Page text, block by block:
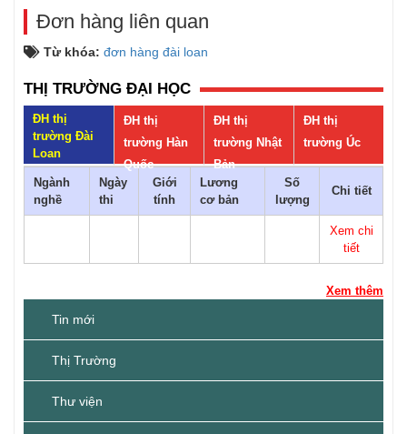
Đơn hàng liên quan
Từ khóa: đơn hàng đài loan
THỊ TRƯỜNG ĐẠI HỌC
ĐH thị
trường Đài
Loan
ĐH thị
trường Hàn
Quốc
ĐH thị
trường Nhật
Bản
ĐH thị
trường Úc
Ngành
nghề
Ngày
thi
Giới
tính
Lương
cơ bản
Số
lượng
Chi tiết
Xem chi
tiết
Xem thêm
Tin mới
Thị Trường
Thư viện